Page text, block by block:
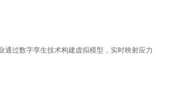
过数字孪生技术构建虚拟模型，实时映射应力